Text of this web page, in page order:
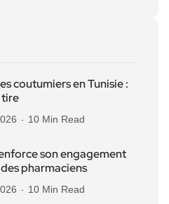
coutumiers en Tunisie :
tire
10 Min Read
son engagement
pharmaciens
10 Min Read